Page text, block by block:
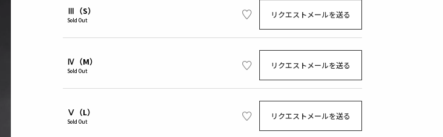
Ⅲ（S）
Sold Out
リクエストメールを送る
Ⅳ（M）
Sold Out
リクエストメールを送る
Ⅴ（L）
Sold Out
リクエストメールを送る